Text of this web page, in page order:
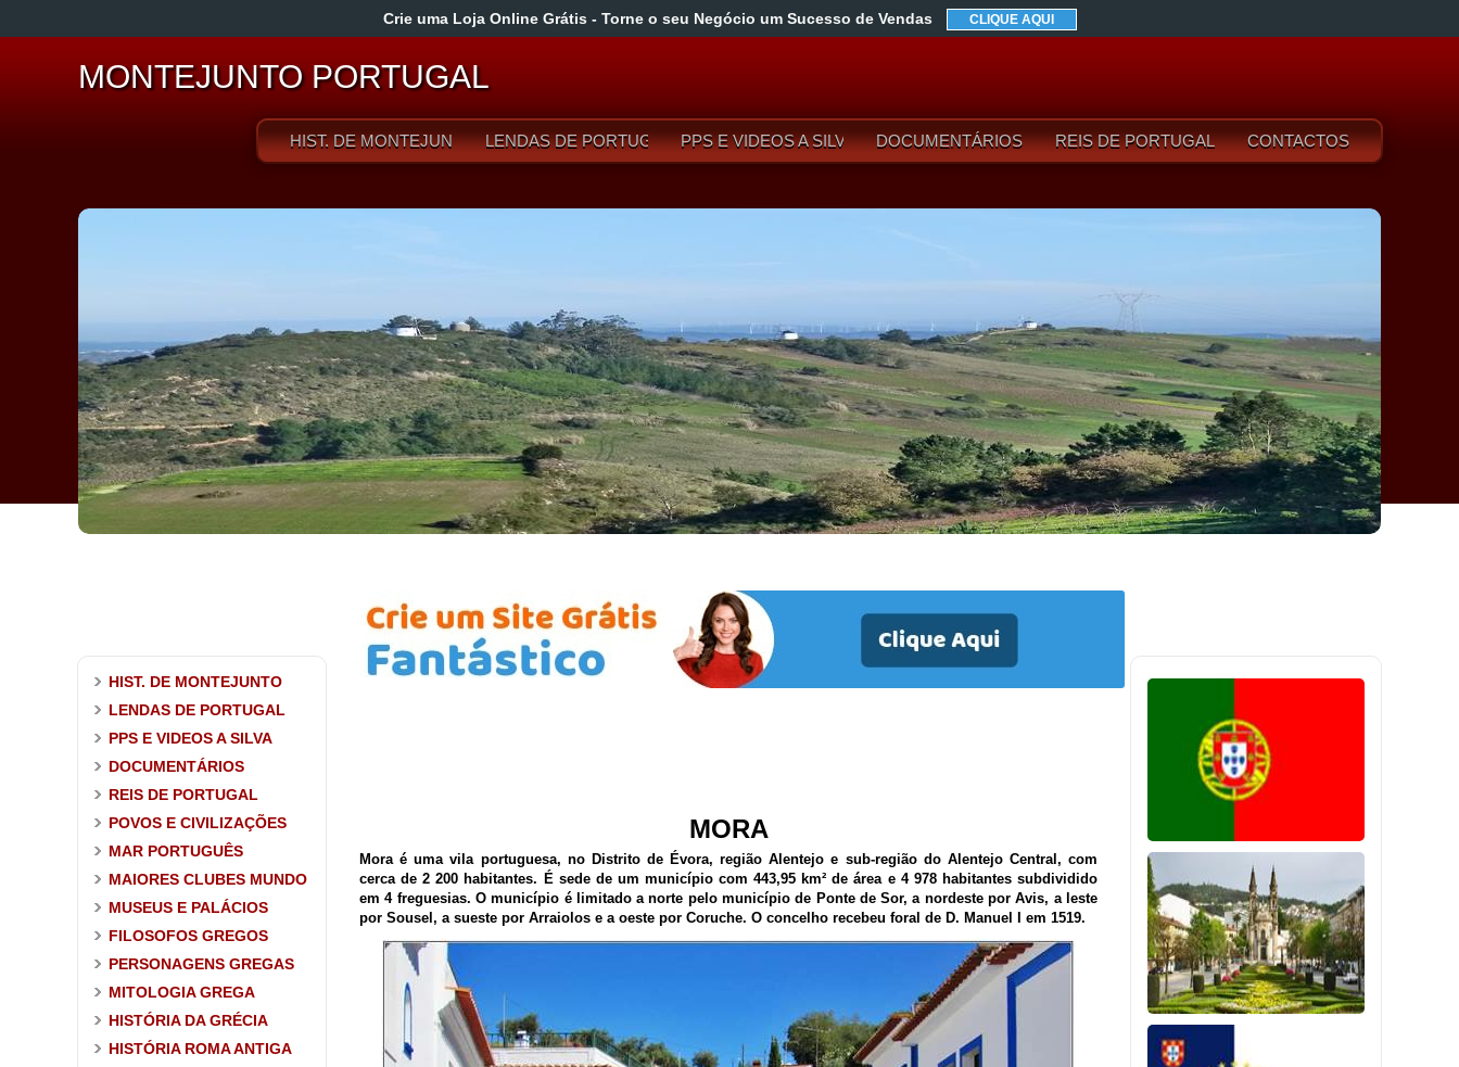
MONTEJUNTO PORTUGAL
HIST. DE MONTEJUNTO LENDAS DE PORTUGAL PPS E VIDEOS A SILVA DOCUMENTÁRIOS REIS DE PORTUGAL CONTACTOS
HIST. DE MONTEJUNTO
LENDAS DE PORTUGAL
PPS E VIDEOS A SILVA
DOCUMENTÁRIOS
REIS DE PORTUGAL
POVOS E CIVILIZAÇÕES
MAR PORTUGUÊS
MAIORES CLUBES MUNDO
MUSEUS E PALÁCIOS
FILOSOFOS GREGOS
PERSONAGENS GREGAS
MITOLOGIA GREGA
HISTÓRIA DA GRÉCIA
HISTÓRIA ROMA ANTIGA
MORA
Mora é uma vila portuguesa, no Distrito de Évora, região Alentejo e sub-região do Alentejo Central, com
cerca de 2 200 habitantes. É sede de um município com 443,95 km² de área e 4 978 habitantes subdividido
em 4 freguesias. O município é limitado a norte pelo município de Ponte de Sor, a nordeste por Avis, a leste
por Sousel, a sueste por Arraiolos e a oeste por Coruche. O concelho recebeu foral de D. Manuel I em 1519.
Crie uma Loja Online Grátis - Torne o seu Negócio um Sucesso de Vendas CLIQUE AQUI